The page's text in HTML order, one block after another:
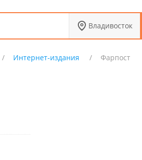
Владивосток
Интернет-издания Фарпост